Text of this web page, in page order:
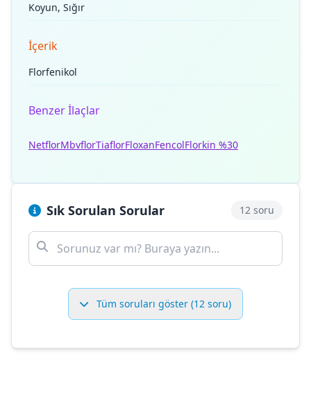
Koyun, Sığır
İçerik
Florfenikol
Benzer İlaçlar
NetflorMbvflorTiaflorFloxanFencolFlorkin %30
Sık Sorulan Sorular 12 soru
Tüm soruları göster (12 soru)